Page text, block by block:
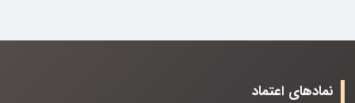
نمادهای اعتماد